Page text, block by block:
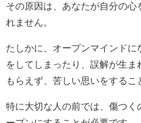
その原因は、あなたが自分の心
れません。
たしかに、オープンマインド
をしてしまったり、誤解が生ま
もらえず、苦しい思いをするこ
特に大切な人の前では、傷つく